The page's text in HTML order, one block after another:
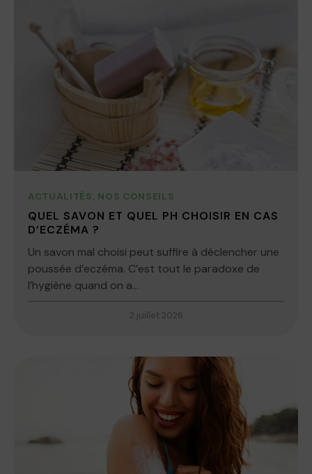
ACTUALITÉS, NOS CONSEILS
QUEL SAVON ET QUEL PH CHOISIR EN CAS
D’ECZÉMA ?
Un savon mal choisi peut suffire à déclencher une
poussée d’eczéma. C’est tout le paradoxe de
l’hygiène quand on a...
2 juillet 2026